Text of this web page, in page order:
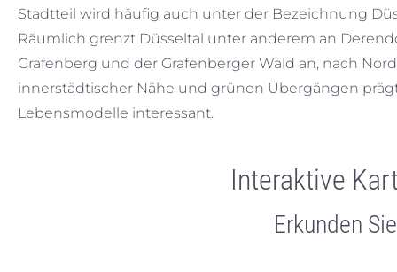
Stadtteil wird häufig auch unter der Bezeichnung
Räumlich grenzt Düsseltal unter anderem an
Grafenberg und der Grafenberger Wald an, nach
innerstädtischer Nähe und grünen Übergängen
Lebensmodelle interessant.
Interaktive
Erkunden